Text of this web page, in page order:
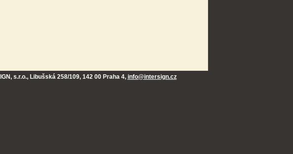
s.r.o., Libušská 258/109, 142 00 Praha 4, info@intersign.cz